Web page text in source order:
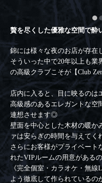
贅を尽くした優雅な空間で酔
錦には様々な夜のお店が存在
そういった中で20年以上も業
の高級クラブこそが【Club
店内に入ると、目に映るのは
高級感のあるエレガントな空
連想させます◎
壁面を中心とした木材の暖か
ァは安らぎの時間を与えてく
さらにお客様がプライベート
れたVIPルームの用意がある
《完全個室・カラオケ・無
よう徹底して作られているの